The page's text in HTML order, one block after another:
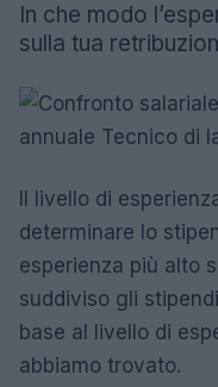
In che modo
sulla tua
Il livello di
determinare lo
esperienza più alto
suddiviso gli
base al livello di
abbiamo trovato.